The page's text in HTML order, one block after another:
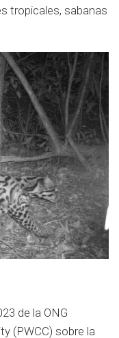
tropicales, sabanas
de la ONG
(PWCC) sobre la